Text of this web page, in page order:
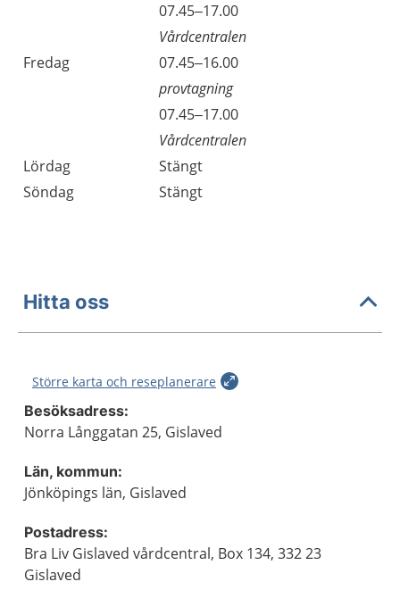
07.45–17.00
Vårdcentralen
Fredag
07.45–16.00
provtagning
07.45–17.00
Vårdcentralen
Lördag
Stängt
Söndag
Stängt
Hitta oss
Större karta och reseplanerare
Besöksadress:
Norra Långgatan 25, Gislaved
Län, kommun:
Jönköpings län, Gislaved
Postadress:
Bra Liv Gislaved vårdcentral, Box 134, 332 23
Gislaved